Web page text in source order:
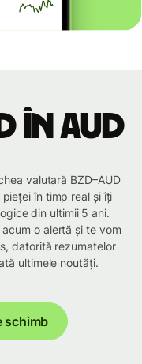
în AUD
valutară BZD–AUD
în timp real și îți
din ultimii 5 ani.
o alertă și te vom
datorită rezumatelor
ultimele noutăți.
schimb